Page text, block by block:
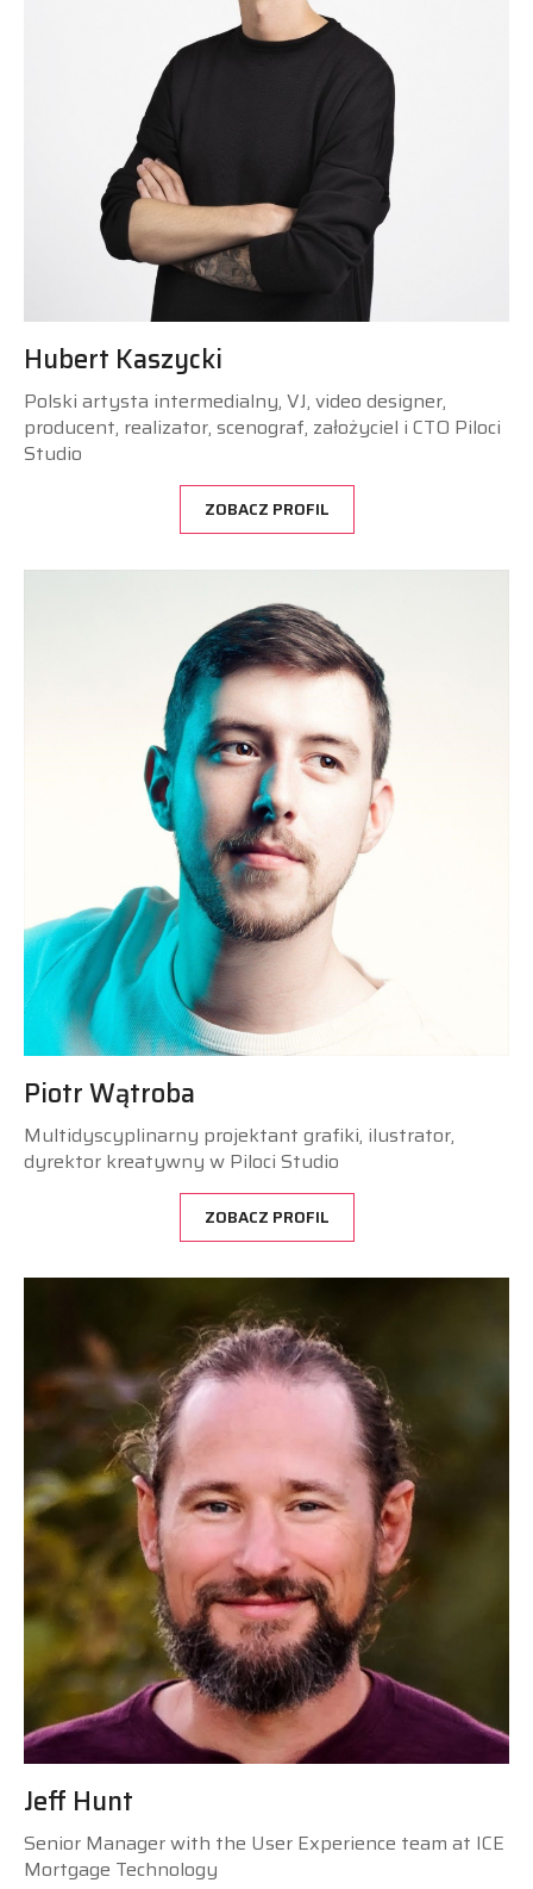
Hubert Kaszycki
Polski artysta intermedialny, VJ, video designer,
producent, realizator, scenograf, założyciel i CTO Piloci
Studio
ZOBACZ PROFIL
Piotr Wątroba
Multidyscyplinarny projektant grafiki, ilustrator,
dyrektor kreatywny w Piloci Studio
ZOBACZ PROFIL
Jeff Hunt
Senior Manager with the User Experience team at ICE
Mortgage Technology